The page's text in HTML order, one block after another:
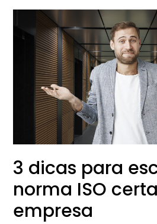
3 dicas para
norma ISO
empresa
escolher
norma
sua
empresa